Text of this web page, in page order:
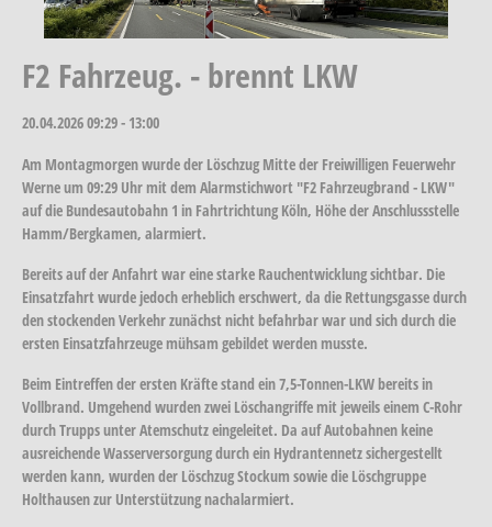
F2 Fahrzeug. - brennt LKW
20.04.202609:29 - 13:00
Am Montagmorgen wurde der Löschzug Mitte der Freiwilligen Feuerwehr
Werne um 09:29 Uhr mit dem Alarmstichwort "F2 Fahrzeugbrand - LKW"
auf die Bundesautobahn 1 in Fahrtrichtung Köln, Höhe der Anschlussstelle
Hamm/Bergkamen, alarmiert.
Bereits auf der Anfahrt war eine starke Rauchentwicklung sichtbar. Die
Einsatzfahrt wurde jedoch erheblich erschwert, da die Rettungsgasse durch
den stockenden Verkehr zunächst nicht befahrbar war und sich durch die
ersten Einsatzfahrzeuge mühsam gebildet werden musste.
Beim Eintreffen der ersten Kräfte stand ein 7,5-Tonnen-LKW bereits in
Vollbrand. Umgehend wurden zwei Löschangriffe mit jeweils einem C-Rohr
durch Trupps unter Atemschutz eingeleitet. Da auf Autobahnen keine
ausreichende Wasserversorgung durch ein Hydrantennetz sichergestellt
werden kann, wurden der Löschzug Stockum sowie die Löschgruppe
Holthausen zur Unterstützung nachalarmiert.